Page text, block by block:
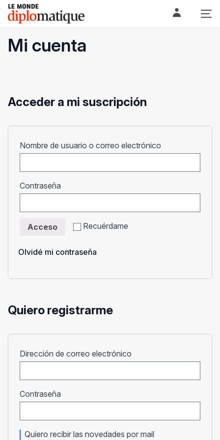
Skip
content
Le monde diplomatique
Mi cuenta
Acceder a mi suscripción
Nombre de usuario o correo electrónico
Contraseña
Recuérdame
Acceso
Olvidé mi contraseña
Quiero registrarme
Dirección de correo electrónico
Contraseña
Quiero recibir las novedades por mail